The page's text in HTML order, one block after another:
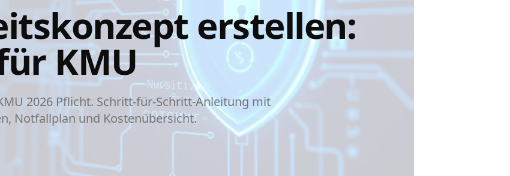
erstellen:
KMU
2026 Pflicht. Schritt-für-Schritt-Anleitung mit
Notfallplan und Kostenübersicht.